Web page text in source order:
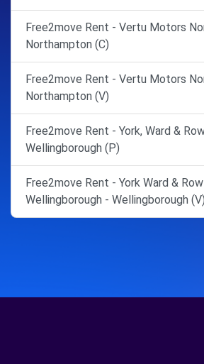
Free2move Rent - Vertu Motors
Northampton (C)
Free2move Rent - Vertu Motors
Northampton (V)
Free2move Rent - York, Ward &
Wellingborough (P)
Free2move Rent - York Ward &
Wellingborough - Wellingborough (V)